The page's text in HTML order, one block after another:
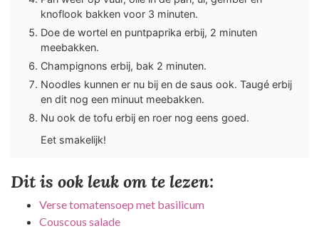
knoflook bakken voor 3 minuten.
Doe de wortel en puntpaprika erbij, 2 minuten
meebakken.
Champignons erbij, bak 2 minuten.
Noodles kunnen er nu bij en de saus ook. Taugé erbij
en dit nog een minuut meebakken.
Nu ook de tofu erbij en roer nog eens goed.
Eet smakelijk!
Dit is ook leuk om te lezen:
Verse tomatensoep met basilicum
Couscous salade